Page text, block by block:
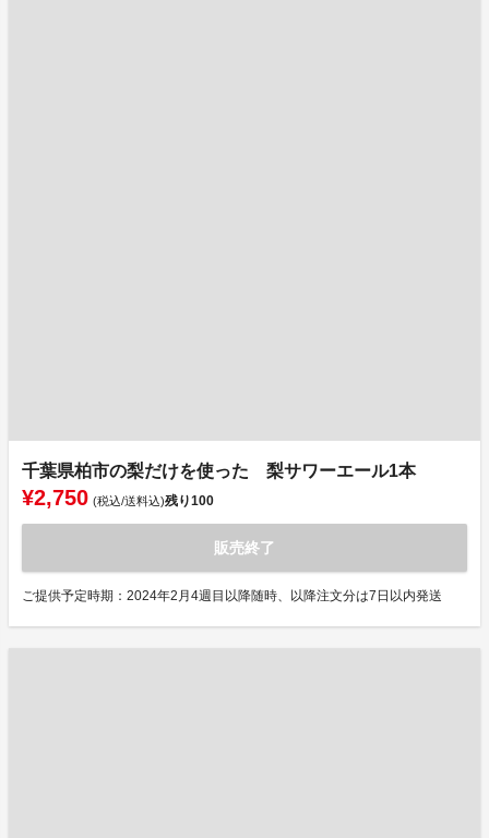
千葉県柏市の梨だけを使った 梨サワーエール1本
¥2,750 (税込/送料込)残り100
販売終了
ご提供予定時期：2024年2月4週目以降随時、以降注文分は7日以内発送